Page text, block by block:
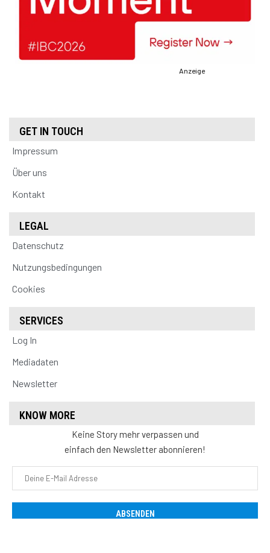
Anzeige
GET IN TOUCH
Impressum
Über uns
Kontakt
LEGAL
Datenschutz
Nutzungsbedingungen
Cookies
SERVICES
Log In
Mediadaten
Newsletter
KNOW MORE
Keine Story mehr verpassen und
einfach den Newsletter abonnieren!